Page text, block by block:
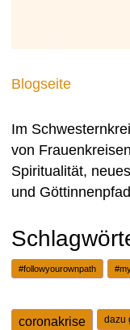
Blogseite
Im
von
Spiritualität,
und
#followyourownpath
coronakrise dazu